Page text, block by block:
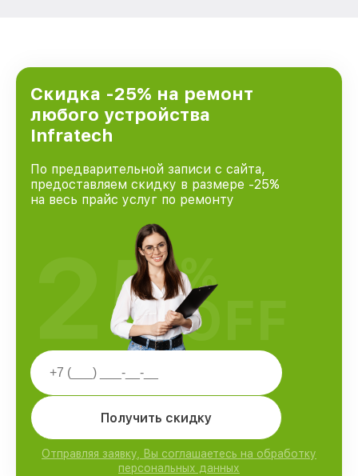
Скидка -25% на ремонт
любого устройства
Infratech
По предварительной записи с сайта,
предоставляем скидку в размере -25%
на весь прайс услуг по ремонту
Получить скидку
Отправляя заявку, Вы соглашаетесь на обработку
персональных данных
25%
OFF